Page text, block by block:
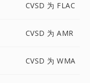
CVSD 为 FLAC
CVSD 为 AMR
CVSD 为 WMA